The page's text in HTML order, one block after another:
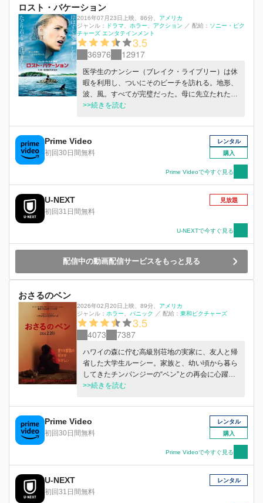
ロスト・バケーション
2016年07月23日上映 86分
アメリカ
ジャンル：
ドラマ ホラー アクション ／ 配給： ソニー・ピク
チャーズ エンタテインメント
3.5
36976 12917
医学生のナンシー（ブレイク・ライブリー）は休
暇を利用し、ついにそのビーチを訪れる。地形、
波、風。すべてが完璧だった。母に先立たれた父
と幼い妹の世話、医師となるための勉強漬けの
の休暇が一転、恐怖に支配される。一匹の巨大な
人喰いサメが彼女に襲いかかった―。足を負傷
し、大量に出血しながらも、無我夢中で近くの岩
場に泳ぎ着いたナンシーは、自分が絶望的状況に
追い込まれたことを知る。極限の恐怖にさらされ
ながらも、ナンシーは冷静に生き残るためのプラ
ンを練り始める。医学の知識を生かし、着用して
いたラッシュガードを使い止血。サメの動きのパ
ターンを解読。生存へのリミットが刻一刻と迫る
中、彼女が選んだ究極の決断とは―？
>>続きを読む
Prime Video
初回30日間無料
レンタル
購入
Prime Videoで今すぐ見る
U-NEXT
初回31日間無料
見放題
U-NEXTで今すぐ見る
配信中の動画配信サービスをもっと見る
おさるのベン
2026年02月20日上映 89分
アメリカ
ジャンル： ホラー パニック ／ 配給： 東和ピクチャーズ
3.5
4073 7387
ハワイの森に佇む高級別荘地の実家に、友人と帰
省した大学生ルーシー。家族と、幼い頃から暮ら
してきたチンパンジーの“ベン”との再会に心躍ら
せる。プールにパーティ、楽しい休暇――しか
おかしい・・・。
>>続きを読む
Prime Video
初回30日間無料
レンタル
購入
Prime Videoで今すぐ見る
U-NEXT
初回31日間無料
レンタル